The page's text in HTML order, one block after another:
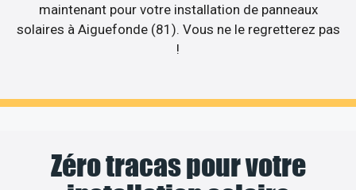
maintenant pour votre installation de panneaux
solaires à Aiguefonde (81). Vous ne le regretterez pas
!
Zéro tracas pour votre